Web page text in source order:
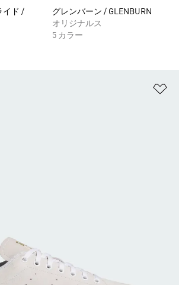
イド /
グレンバーン / GLENBURN
オリジナルス
5 カラー